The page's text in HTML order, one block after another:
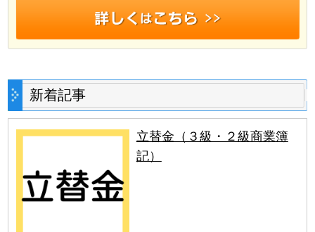
新着記事
立替金（３級・２級商業簿
記）